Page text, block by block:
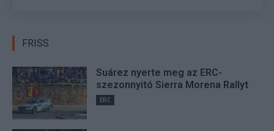
FRISS
Suárez nyerte meg az ERC-
szezonnyitó Sierra Morena Rallyt
ERC